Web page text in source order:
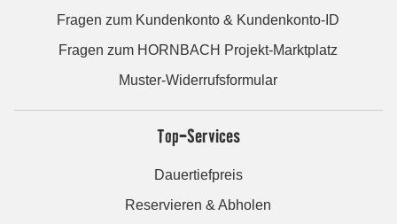
Fragen zum Kundenkonto & Kundenkonto-ID
Fragen zum HORNBACH Projekt-Marktplatz
Muster-Widerrufsformular
Top-Services
Dauertiefpreis
Reservieren & Abholen